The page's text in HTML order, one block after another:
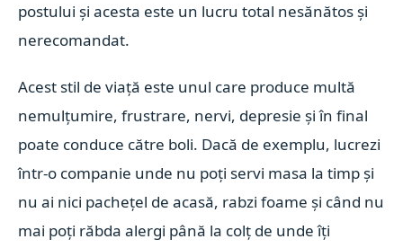
postului și acesta este un lucru total nesănătos și
nerecomandat.
Acest stil de viață este unul care produce multă
nemulțumire, frustrare, nervi, depresie și în final
poate conduce către boli. Dacă de exemplu, lucrezi
într-o companie unde nu poți servi masa la timp și
nu ai nici pachețel de acasă, rabzi foame și când nu
mai poți răbda alergi până la colț de unde îți